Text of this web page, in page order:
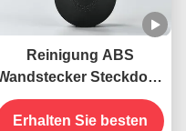
Reinigung ABS
Steckdose
Elektrisch 395 NM UV
Erhalten Sie besten